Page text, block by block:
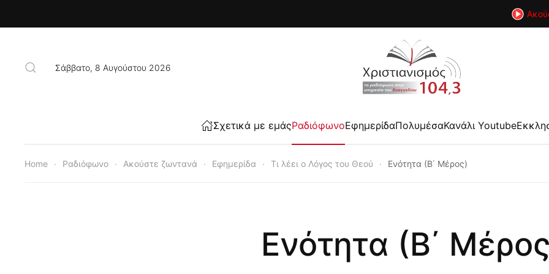
Σάββατο, 8 Αυγούστου 2026
Σχετικά με εμάςΡαδιόφωνοΕφημερίδαΠολυμέσαΚανάλι Youtube
Home Ραδιόφωνο Ακούστε ζωντανά Εφημερίδα Τι λέει ο Λόγος του Θεού Ενότητα (Β΄ Μέρος)
Ενότητα (Β΄